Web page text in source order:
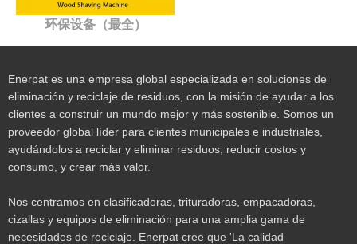
环保设备（最全）
Enerpat es una empresa global especializada en soluciones de
eliminación y reciclaje de residuos, con la misión de ayudar a los
clientes a construir un mundo mejor y más sostenible. Somos un
proveedor global líder para clientes municipales e industriales,
ayudándolos a reciclar y eliminar residuos, reducir costos y
consumo, y crear más valor.
Nos centramos en clasificadoras, trituradoras, empacadoras,
cizallas y equipos de eliminación para una amplia gama de
necesidades de reciclaje. Enerpat cree que 'La calidad